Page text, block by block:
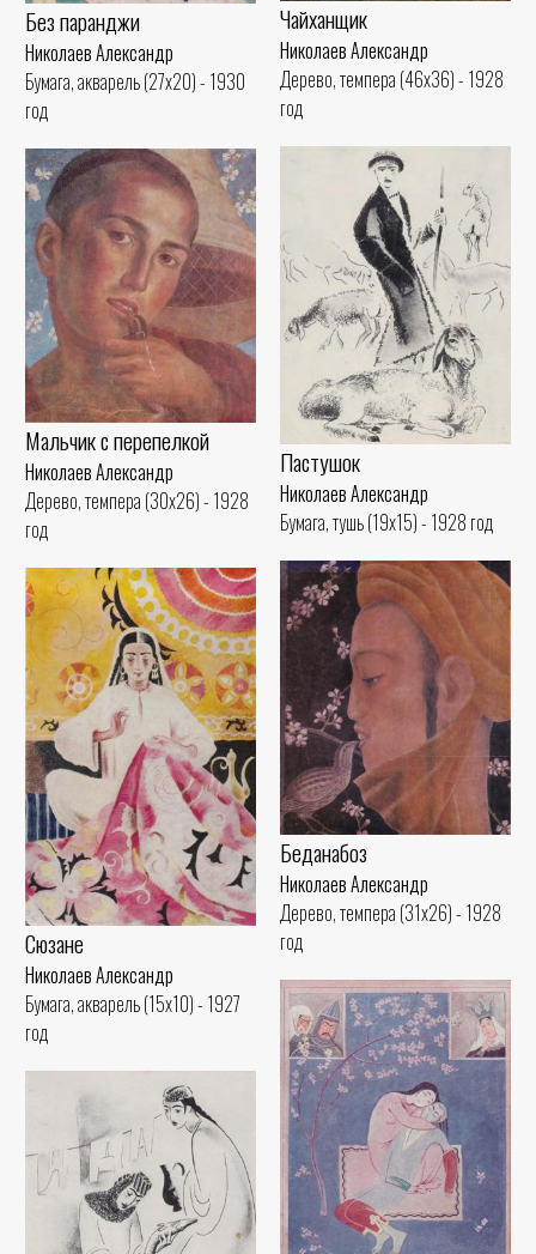
Без паранджи
Николаев Александр
Бумага, акварель (27x20) - 1930
год
Чайханщик
Николаев Александр
Дерево, темпера (46x36) - 1928
год
Пастушок
Николаев Александр
Бумага, тушь (19x15) - 1928 год
Мальчик с перепелкой
Николаев Александр
Дерево, темпера (30x26) - 1928
год
Беданабоз
Николаев Александр
Дерево, темпера (31x26) - 1928
год
Сюзане
Николаев Александр
Бумага, акварель (15x10) - 1927
год